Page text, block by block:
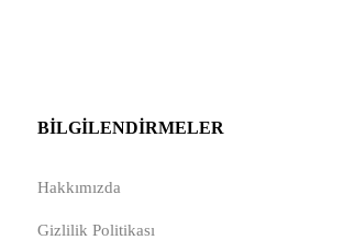
BILGILENDIRMELER
Hakkımızda
Gizlilik Politikası